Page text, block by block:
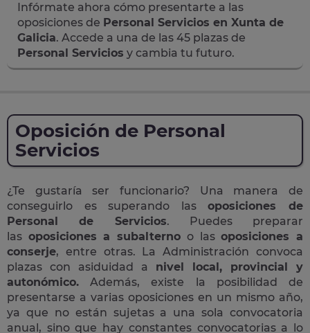
Infórmate ahora cómo presentarte a las
oposiciones de Personal Servicios en Xunta de
Galicia. Accede a una de las 45 plazas de
Personal Servicios y cambia tu futuro.
Oposición de Personal
Servicios
¿Te gustaría ser funcionario? Una manera de
conseguirlo es superando lasoposiciones de
Personal de Servicios. Puedes preparar
las oposiciones a subalterno o lasoposiciones a
conserje, entre otras. La Administración convoca
plazas con asiduidad a nivel local, provincial y
autonómico. Además, existe la posibilidad de
presentarse a varias oposiciones en un mismo año,
ya que no están sujetas a una sola convocatoria
anual, sino que hay constantes convocatorias a lo